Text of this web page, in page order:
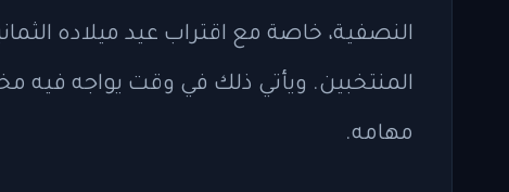
النصفية، خاصة مع اقتراب عيد ميلاده
المنتخبين. ويأتي ذلك في وقت يواجه فيه
مهامه.